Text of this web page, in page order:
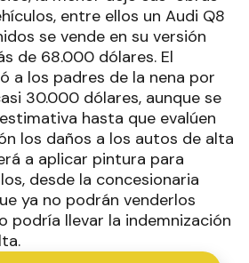
entre ellos un Audi Q8
se vende en su versión
de 68.000 dólares. El
a los padres de la nena por
30.000 dólares, aunque se
hasta que evalúen
los daños a los autos de alta
a aplicar pintura para
desde la concesionaria
ya no podrán venderlos
podría llevar la indemnización